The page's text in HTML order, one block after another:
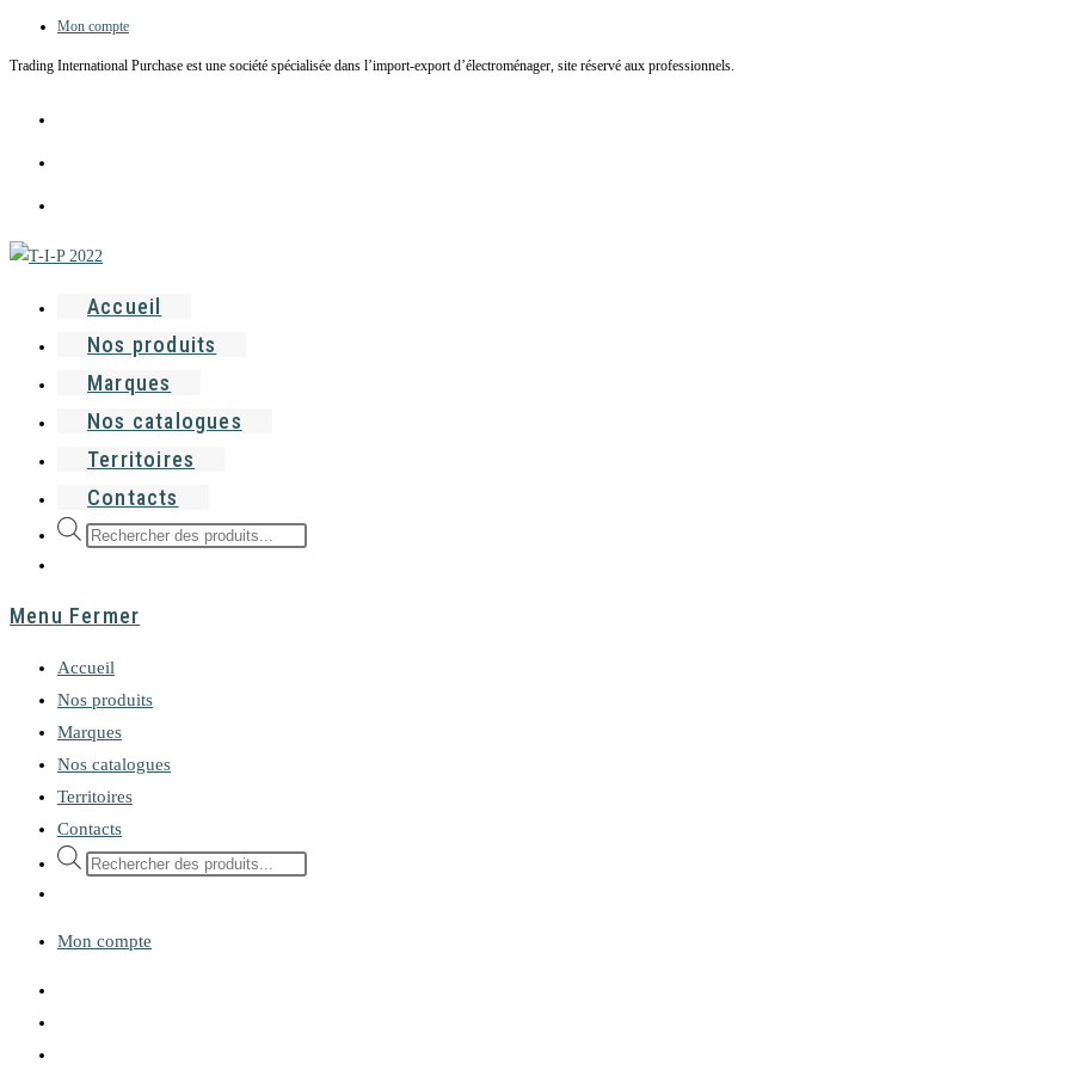
to
Mon compte
Trading International Purchase est une société spécialisée dans l’import-export d’électroménager, site réservé aux professionnels.
Accueil
Nos produits
Marques
Nos catalogues
Territoires
Contacts
Recherche
Menu Fermer
Accueil
Nos produits
Marques
Nos catalogues
Territoires
Contacts
Recherche
Mon compte